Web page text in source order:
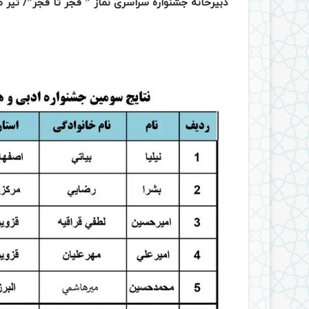
دبیرخانه جشنواره سراسری نماز ” فجر تا فجر”/ تیر ماه